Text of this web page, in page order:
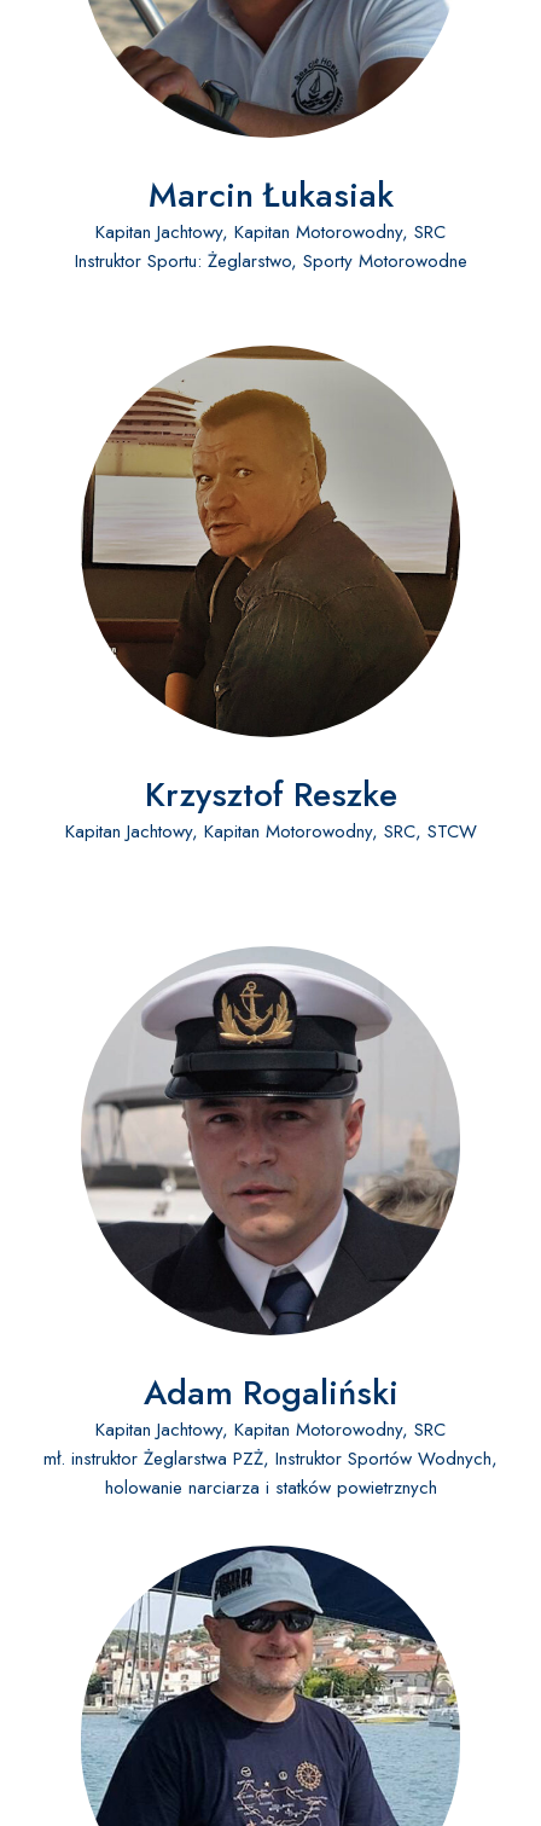
Marcin Łukasiak
Kapitan Jachtowy, Kapitan Motorowodny, SRC
Instruktor Sportu: Żeglarstwo, Sporty Motorowodne
Krzysztof Reszke
Kapitan Jachtowy, Kapitan Motorowodny, SRC, STCW
Adam Rogaliński
Kapitan Jachtowy, Kapitan Motorowodny, SRC
mł. instruktor Żeglarstwa PZŻ, Instruktor Sportów Wodnych,
holowanie narciarza i statków powietrznych